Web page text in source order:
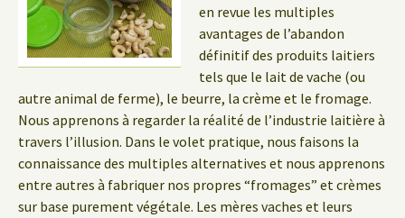
en revue les multiples
avantages de l’abandon
définitif des produits laitiers
tels que le lait de vache (ou
autre animal de ferme), le beurre, la crème et le fromage.
Nous apprenons à regarder la réalité de l’industrie laitière à
travers l’illusion. Dans le volet pratique, nous faisons la
connaissance des multiples alternatives et nous apprenons
entre autres à fabriquer nos propres “fromages” et crèmes
sur base purement végétale. Les mères vaches et leurs